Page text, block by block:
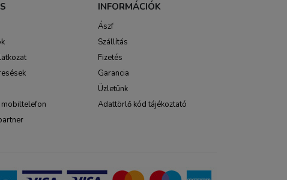
mobiltelefon
INFORMÁCIÓK
Ászf
Szállítás
Fizetés
Garancia
Üzletünk
Adattörlő kód tájékoztató